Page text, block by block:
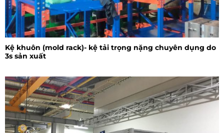
Kệ khuôn (mold rack)- kệ tải trọng nặng chuyên dụng do
3s sản xuất